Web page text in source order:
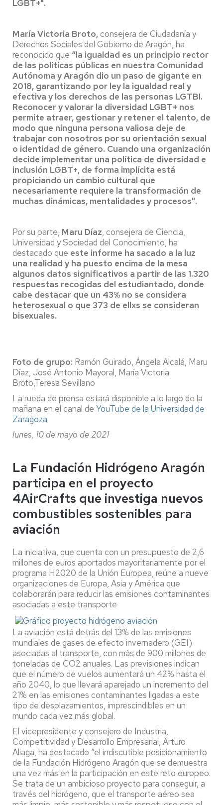
LGBT+".
María Victoria Broto,consejera de Ciudadanía y
Derechos Sociales del Gobierno de Aragón, ha
reconocido que “la igualdad es un principio rector
de las políticas públicas en nuestra Comunidad
Autónoma y Aragón dio un paso de gigante en
2018, garantizando por ley la igualdad real y
efectiva y los derechos de las personas LGTBI.
Reconocer y valorar la diversidad LGBT+ nos
permite atraer, gestionar y retener el talento, de
modo que ninguna persona valiosa deje de
trabajar con nosotros por su orientación sexual
o identidad de género. Cuando una organización
decide implementar una política de diversidad e
inclusión LGBT+, de forma implícita está
propiciando un cambio cultural que
necesariamente requiere la transformación de
muchas dinámicas, mentalidades y procesos".
Por su parte, Maru Díaz, consejera de Ciencia,
Universidad y Sociedad del Conocimiento, ha
destacado que este informe ha sacado a la luz
una realidad y ha puesto encima de la mesa
algunos datos significativos a partir de las 1.320
respuestas recogidas del estudiantado, donde
cabe destacar que un 43% no se considera
heterosexual o que 373 de ellxs se consideran
bisexuales.
Foto de grupo: Ramón Guirado, Ángela Alcalá, Maru
Díaz, José Antonio Mayoral, María Victoria
Broto,Teresa Sevillano
La rueda de prensa estará disponible a lo largo de la
mañana en el canal de YouTube de la Universidad de
Zaragoza
lunes, 10 de mayo de 2021
La Fundación Hidrógeno Aragón
participa en el proyecto
4AirCrafts que investiga nuevos
combustibles sostenibles para
aviación
La iniciativa, que cuenta con un presupuesto de 2,6
millones de euros aportados mayoritariamente por el
programa H2020 de la Unión Europea, reúne a nueve
organizaciones de Europa, Asia y América que
colaborarán para reducir las emisiones contaminantes
asociadas a este transporte
La aviación está detrás del 13% de las emisiones
mundiales de gases de efecto invernadero (GEI)
asociadas al transporte, con más de 900 millones de
toneladas de CO2 anuales. Las previsiones indican
que el número de vuelos aumentará un 42% hasta el
año 2040, lo que llevará aparejado un incremento del
21% en las emisiones contaminantes ligadas a este
tipo de desplazamientos, imprescindibles en un
mundo cada vez más global.
El vicepresidente y consejero de Industria,
Competitividad y Desarrollo Empresarial, Arturo
Aliaga, ha destacado “el indiscutible posicionamiento
de la Fundación Hidrógeno Aragón que se demuestra
una vez más en la participación en este reto europeo.
Se trata de un ambicioso proyecto para conseguir, a
través del hidrógeno, que el transporte aéreo sea